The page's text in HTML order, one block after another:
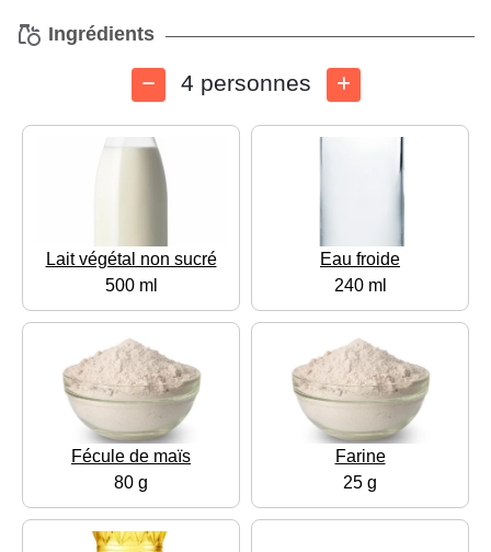
Ingrédients
4 personnes
Lait végétal non sucré
500 ml
Eau froide
240 ml
Fécule de maïs
80 g
Farine
25 g